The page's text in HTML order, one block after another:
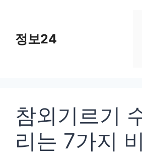
정보24
참외기르기
리는 7가지